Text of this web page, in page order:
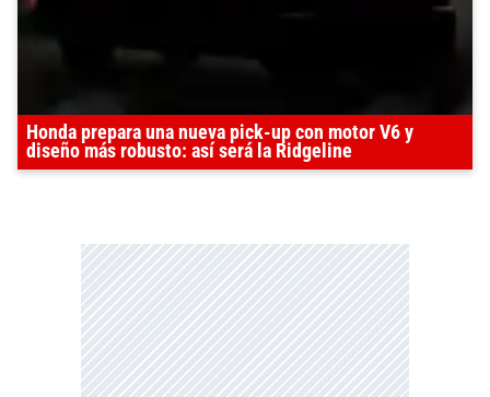
Honda prepara una nueva pick-up con motor V6 y
diseño más robusto: así será la Ridgeline